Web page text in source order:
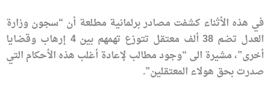
في هذه الأثناء كشفت مصادر برلمانية مطلعة أن “سجون وزارة
العدل تضم 38 ألف معتقل تتوزع تهمهم بين 4 إرهاب وقضايا
أخرى”، مشيرة الى “وجود مطالب لإعادة أغلب هذه الأحكام التي
صدرت بحق هولاء المعتقلين”.